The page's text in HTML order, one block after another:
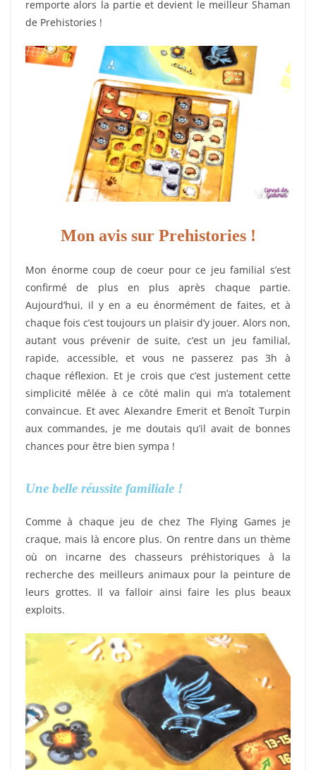
remporte alors la partie et devient le meilleur Shaman
de Prehistories !
Mon avis sur Prehistories !
Mon énorme coup de coeur pour ce jeu familial s’est
confirmé de plus en plus après chaque partie.
Aujourd’hui, il y en a eu énormément de faites, et à
chaque fois c’est toujours un plaisir d’y jouer. Alors non,
autant vous prévenir de suite, c’est un jeu familial,
rapide, accessible, et vous ne passerez pas 3h à
chaque réflexion. Et je crois que c’est justement cette
simplicité mêlée à ce côté malin qui m’a totalement
convaincue. Et avec Alexandre Emerit et Benoît Turpin
aux commandes, je me doutais qu’il avait de bonnes
chances pour être bien sympa !
Une belle réussite familiale !
Comme à chaque jeu de chez The Flying Games je
craque, mais là encore plus. On rentre dans un thème
où on incarne des chasseurs préhistoriques à la
recherche des meilleurs animaux pour la peinture de
leurs grottes. Il va falloir ainsi faire les plus beaux
exploits.